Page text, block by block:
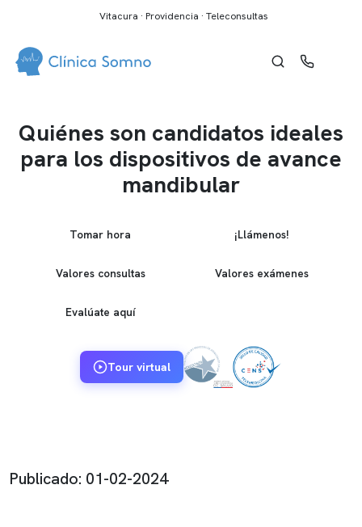
Vitacura · Providencia · Teleconsultas
Quiénes son candidatos ideales
para los dispositivos de avance
mandibular
Tomar hora ¡Llámenos!
Valores consultas Valores exámenes
Evalúate aquí
Tour virtual
Publicado: 01-02-2024